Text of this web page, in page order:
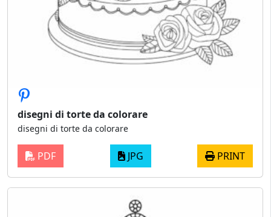
disegni di torte da colorare
disegni di torte da colorare
PDF JPG PRINT